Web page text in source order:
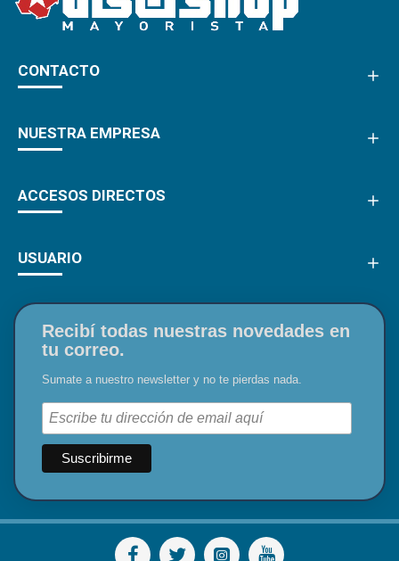
CONTACTO
NUESTRA EMPRESA
ACCESOS DIRECTOS
USUARIO
Recibí todas nuestras novedades en
tu correo.
Sumate a nuestro newsletter y no te pierdas nada.